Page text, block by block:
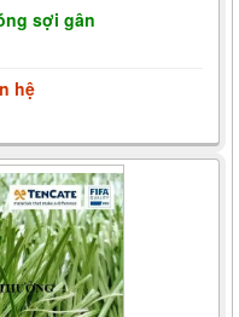
sợi gân
hệ